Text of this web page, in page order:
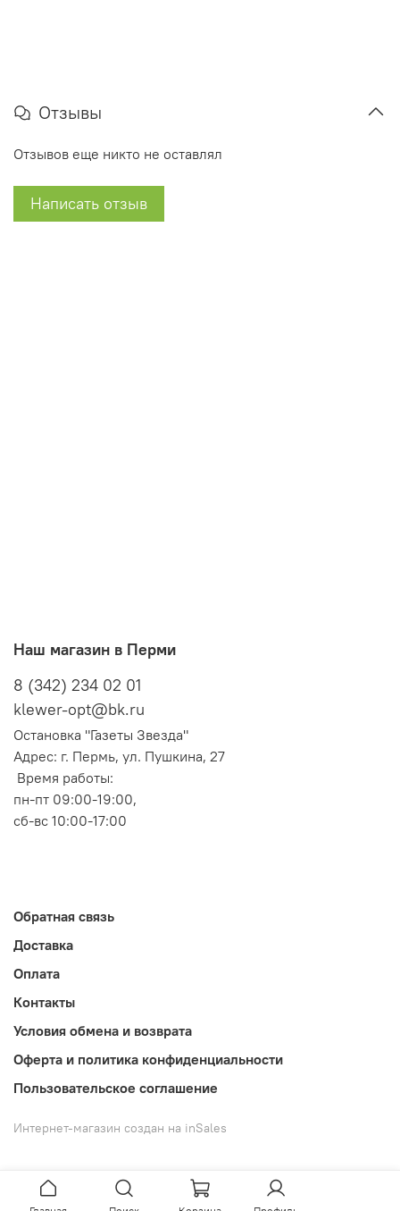
Отзывы
Отзывов еще никто не оставлял
Написать отзыв
Наш магазин в Перми
8 (342) 234 02 01
klewer-opt@bk.ru
Остановка "Газеты Звезда"
Адрес: г. Пермь, ул. Пушкина, 27
Время работы:
пн-пт 09:00-19:00,
сб-вс 10:00-17:00
Обратная связь
Доставка
Оплата
Контакты
Условия обмена и возврата
Оферта и политика конфиденциальности
Пользовательское соглашение
Интернет-магазин создан на inSales